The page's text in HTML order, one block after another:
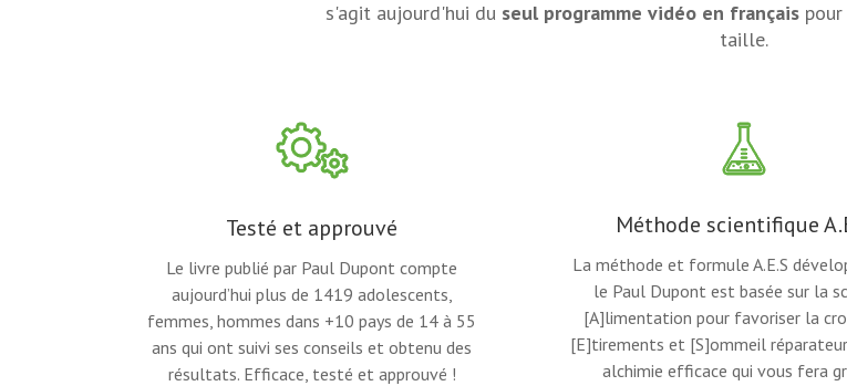
s'agit aujourd'hui du seul programme vidéo en français
taille.
Testé et approuvé
Le livre publié par Paul Dupont compte
aujourd’hui plus de 1419 adolescents,
femmes, hommes dans +10 pays de 14 à 55
ans qui ont suivi ses conseils et obtenu des
résultats. Efficace, testé et approuvé !
Méthode scientifique
La méthode et formule A.E.S
le Paul Dupont est basée sur la
[A]limentation pour favoriser la
[E]tirements et [S]ommeil
alchimie efficace qui vous fera